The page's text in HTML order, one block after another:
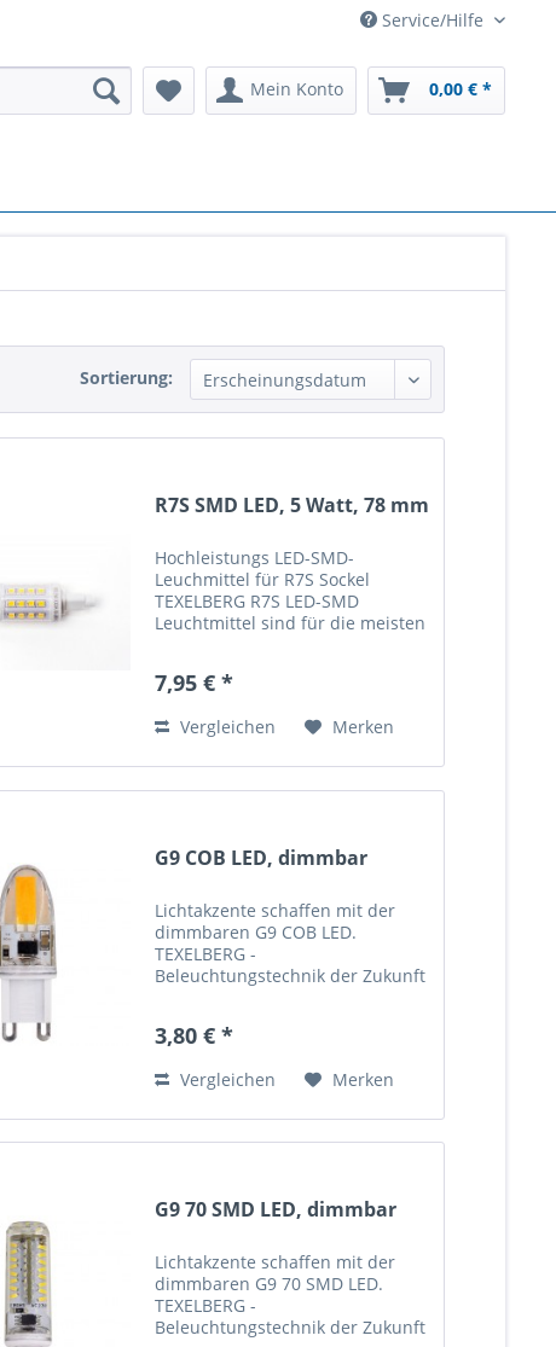
Service/Hilfe
Mein Konto 0,00 € *
Sortierung:
R7S SMD LED, 5 Watt, 78 mm
Hochleistungs LED-SMD-
Leuchmittel für R7S Sockel
TEXELBERG R7S LED-SMD
Leuchtmittel sind für die meisten
Außenleuchten mit R7s Fassung
als idealer...
7,95 € *
Vergleichen Merken
G9 COB LED, dimmbar
Lichtakzente schaffen mit der
dimmbaren G9 COB LED.
TEXELBERG -
Beleuchtungstechnik der Zukunft
Geld. Ein LED-Leuchtmittel
Energie, der ideale Ersatz für...
3,80 € *
Vergleichen Merken
G9 70 SMD LED, dimmbar
Lichtakzente schaffen mit der
dimmbaren G9 70 SMD LED.
TEXELBERG -
Beleuchtungstechnik der Zukunft